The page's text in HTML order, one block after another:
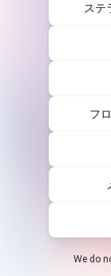
ステ
フ
We do